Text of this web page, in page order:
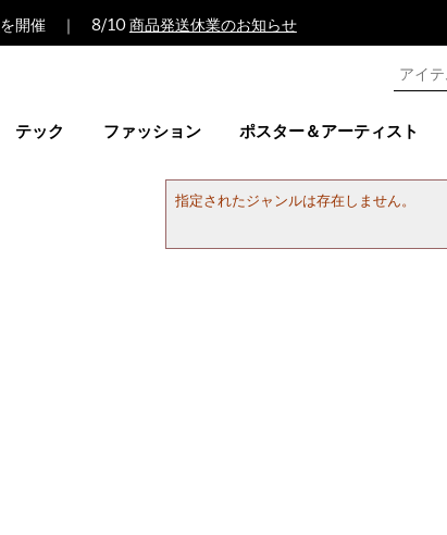
を開催 ｜ 8/10 商品発送休業のお知らせ
テック ファッション ポスター＆アーティスト
指定されたジャンルは存在しません。